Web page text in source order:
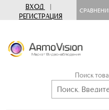
ВХОД
|
РЕГИСТРАЦИЯ
Поиск